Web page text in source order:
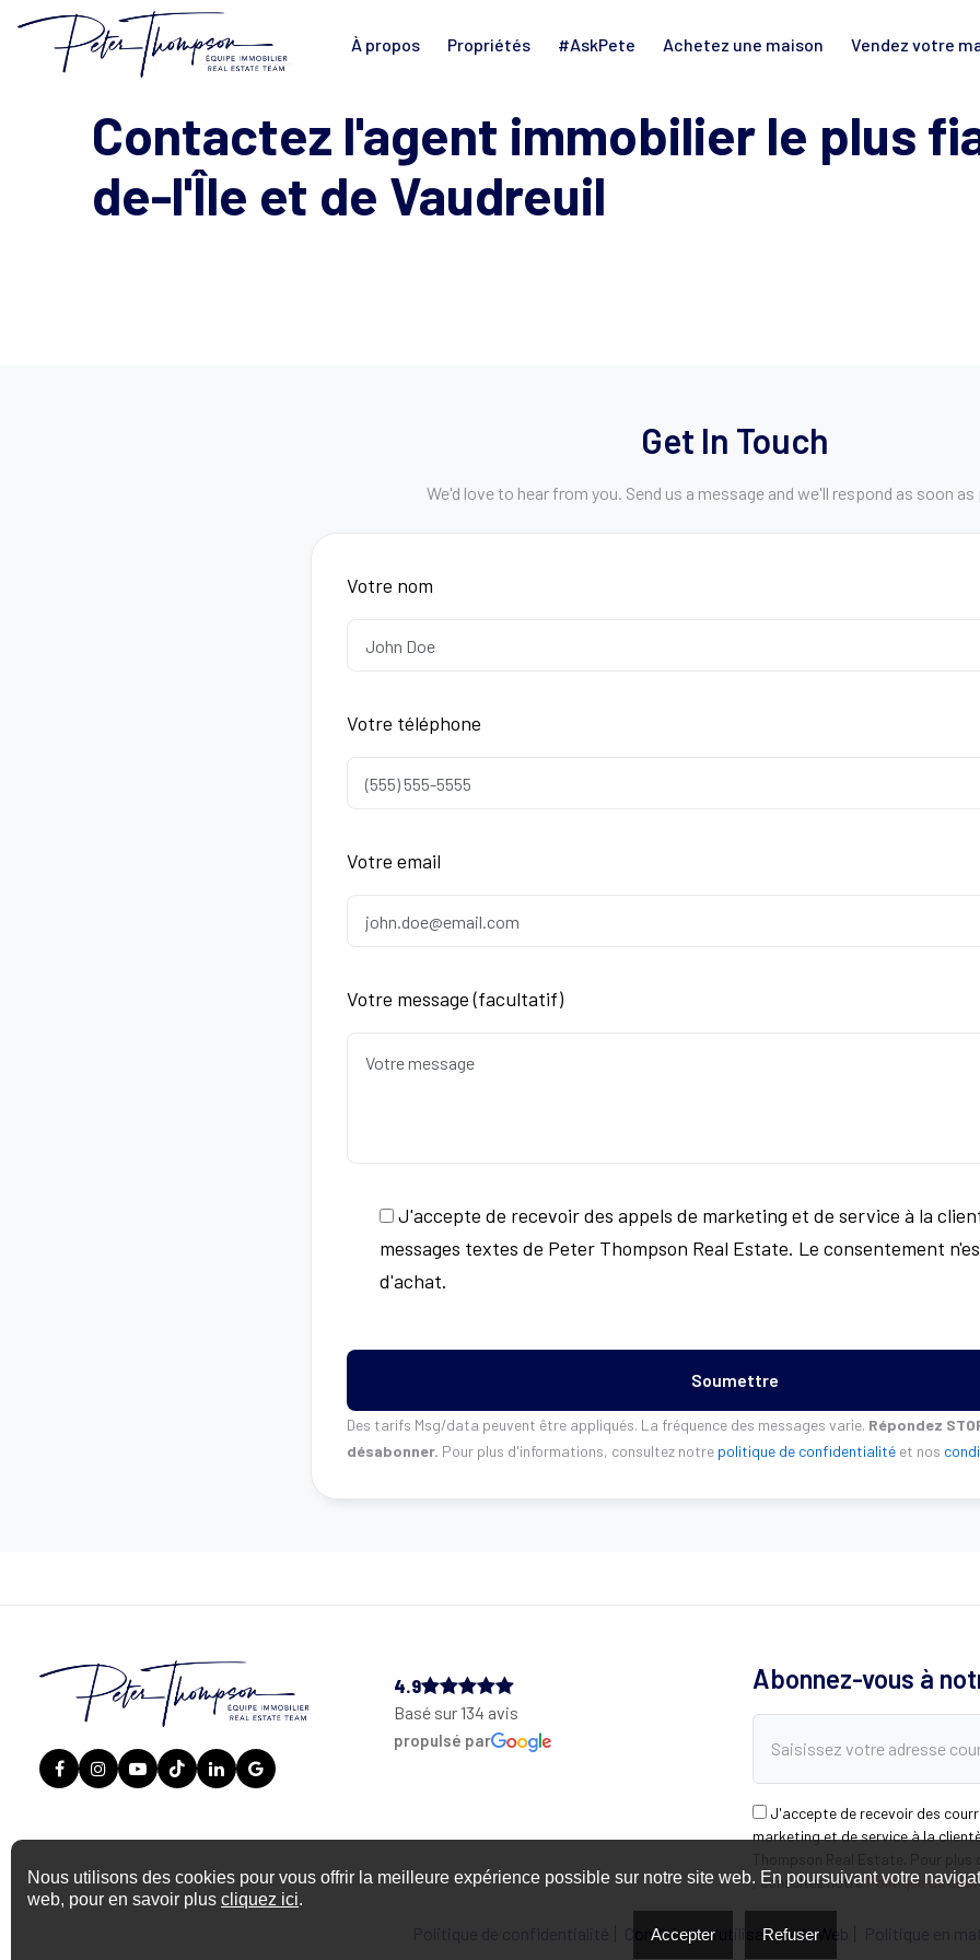
À propos Propriétés #AskPete Achetez une maison Vendez votre
Contactez l'agent immobilier le plus
de-l'Île et de Vaudreuil
Get In Touch
We'd love to hear from you. Send us a message and we'll respond as soon
Votre nom
Votre téléphone
Votre email
Votre message (facultatif)
J'accepte de recevoir des appels de marketing et de service à la
messages textes de Peter Thompson Real Estate. Le consentement
d'achat.
Des tarifs Msg/data peuvent être appliqués. La fréquence des messages varie. Répondez
désabonner. Pour plus d'informations, consultez notre politique de confidentialité et nos
4.9
Basé sur 134 avis
propulsé par
Abonnez-vous à
J'accepte de recevoir des
marketing et de service à la
, consultez notrePolitique de
Conditions d’utilisation du Web
Nous utilisons des cookies pour vous offrir la meilleure expérience possible sur notre site web. En poursuivant votre
web, pour en savoir plus cliquez ici.
Accepter
Refuser